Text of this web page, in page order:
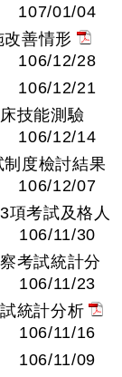
107/01/04
善情形
106/12/28
106/12/21
技能測驗
106/12/14
度檢討結果
106/12/07
項考試及格人
106/11/30
考試統計分
106/11/23
統計分析
106/11/16
106/11/09